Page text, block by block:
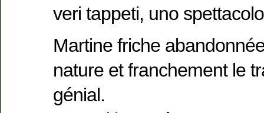
veri tappeti, uno spettacolo
Martine friche
nature et franchement le
génial.